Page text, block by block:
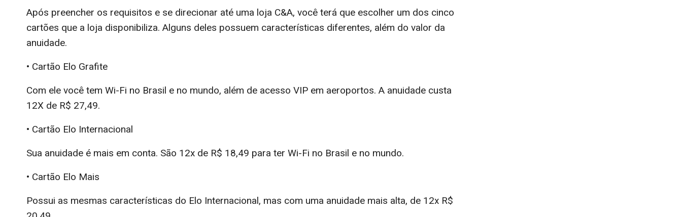
Após preencher os requisitos e se direcionar até uma loja C&A, você terá que escolher um dos cinco
cartões que a loja disponibiliza. Alguns deles possuem características diferentes, além do valor da
anuidade.
• Cartão Elo Grafite
Com ele você tem Wi-Fi no Brasil e no mundo, além de acesso VIP em aeroportos. A anuidade custa
12X de R$ 27,49.
• Cartão Elo Internacional
Sua anuidade é mais em conta. São 12x de R$ 18,49 para ter Wi-Fi no Brasil e no mundo.
• Cartão Elo Mais
Possui as mesmas características do Elo Internacional, mas com uma anuidade mais alta, de 12x R$